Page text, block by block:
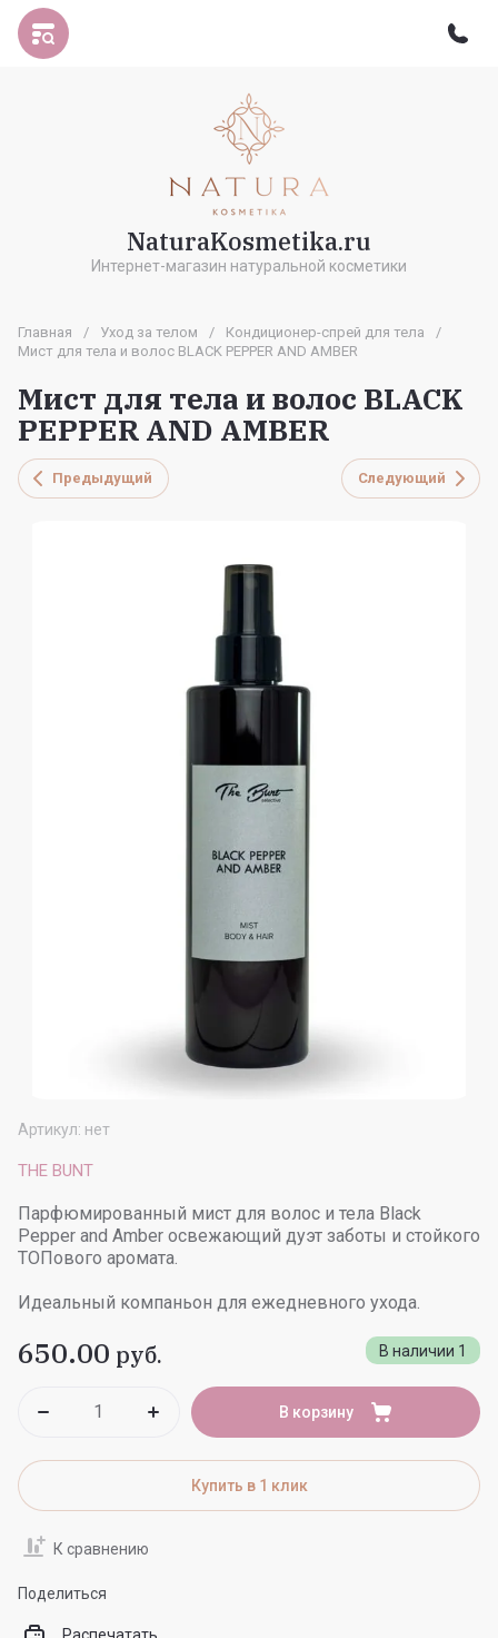
NaturaKosmetika.ru
Интернет-магазин натуральной косметики
Главная / Уход за телом / Кондиционер-спрей для тела
/
Мист для тела и волос BLACK PEPPER AND AMBER
Мист для тела и волос BLACK
PEPPER AND AMBER
Предыдущий Следующий
Артикул: нет
THE BUNT
Парфюмированный мист для волос и тела Black
Pepper and Amber освежающий дуэт заботы и стойкого
TOПового аромата.
Идеальный компаньон для ежедневного ухода.
В наличии 1
650.00 руб.
В корзину
Купить в 1 клик
К сравнению
Поделиться